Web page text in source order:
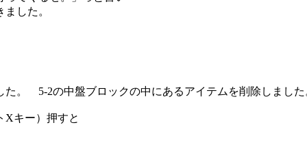
した。
た。 5-2の中盤ブロックの中にあるアイテムを削除しました
Xキー）押すと